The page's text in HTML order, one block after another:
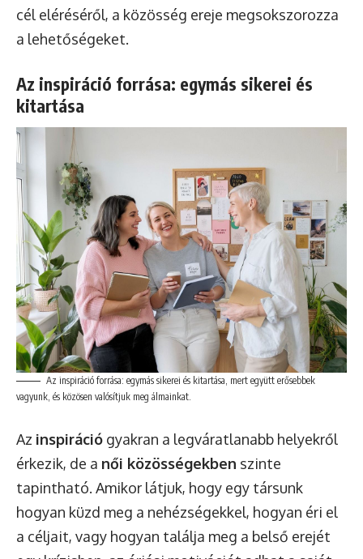
cél eléréséről, a közösség ereje megsokszorozza
a lehetőségeket.
Az inspiráció forrása: egymás sikerei és
kitartása
Az inspiráció forrása: egymás sikerei és kitartása, mert együtt erősebbek
vagyunk, és közösen valósítjuk meg álmainkat.
Az inspiráció gyakran a legváratlanabb helyekről
érkezik, de a női közösségekben szinte
tapintható. Amikor látjuk, hogy egy társunk
hogyan küzd meg a nehézségekkel, hogyan éri el
a céljait, vagy hogyan találja meg a belső erejét